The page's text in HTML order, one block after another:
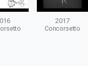
2017
Concorsetto